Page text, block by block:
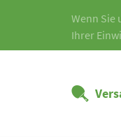
Wenn Sie
Ihrer